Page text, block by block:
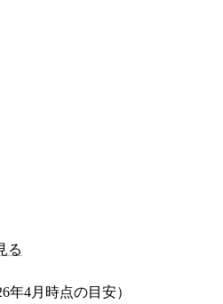
る
年4月時点の目安）